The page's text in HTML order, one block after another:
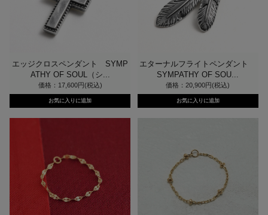
エッジクロスペンダント SYMP
ATHY OF SOUL（シ...
価格：17,600円(税込)
エターナルフライトペンダント
SYMPATHY OF SOU...
価格：20,900円(税込)